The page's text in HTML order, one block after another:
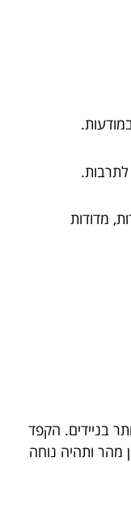
לתרבות.
מדודות
בניידים. הקפד
מהר ותהיה נוחה